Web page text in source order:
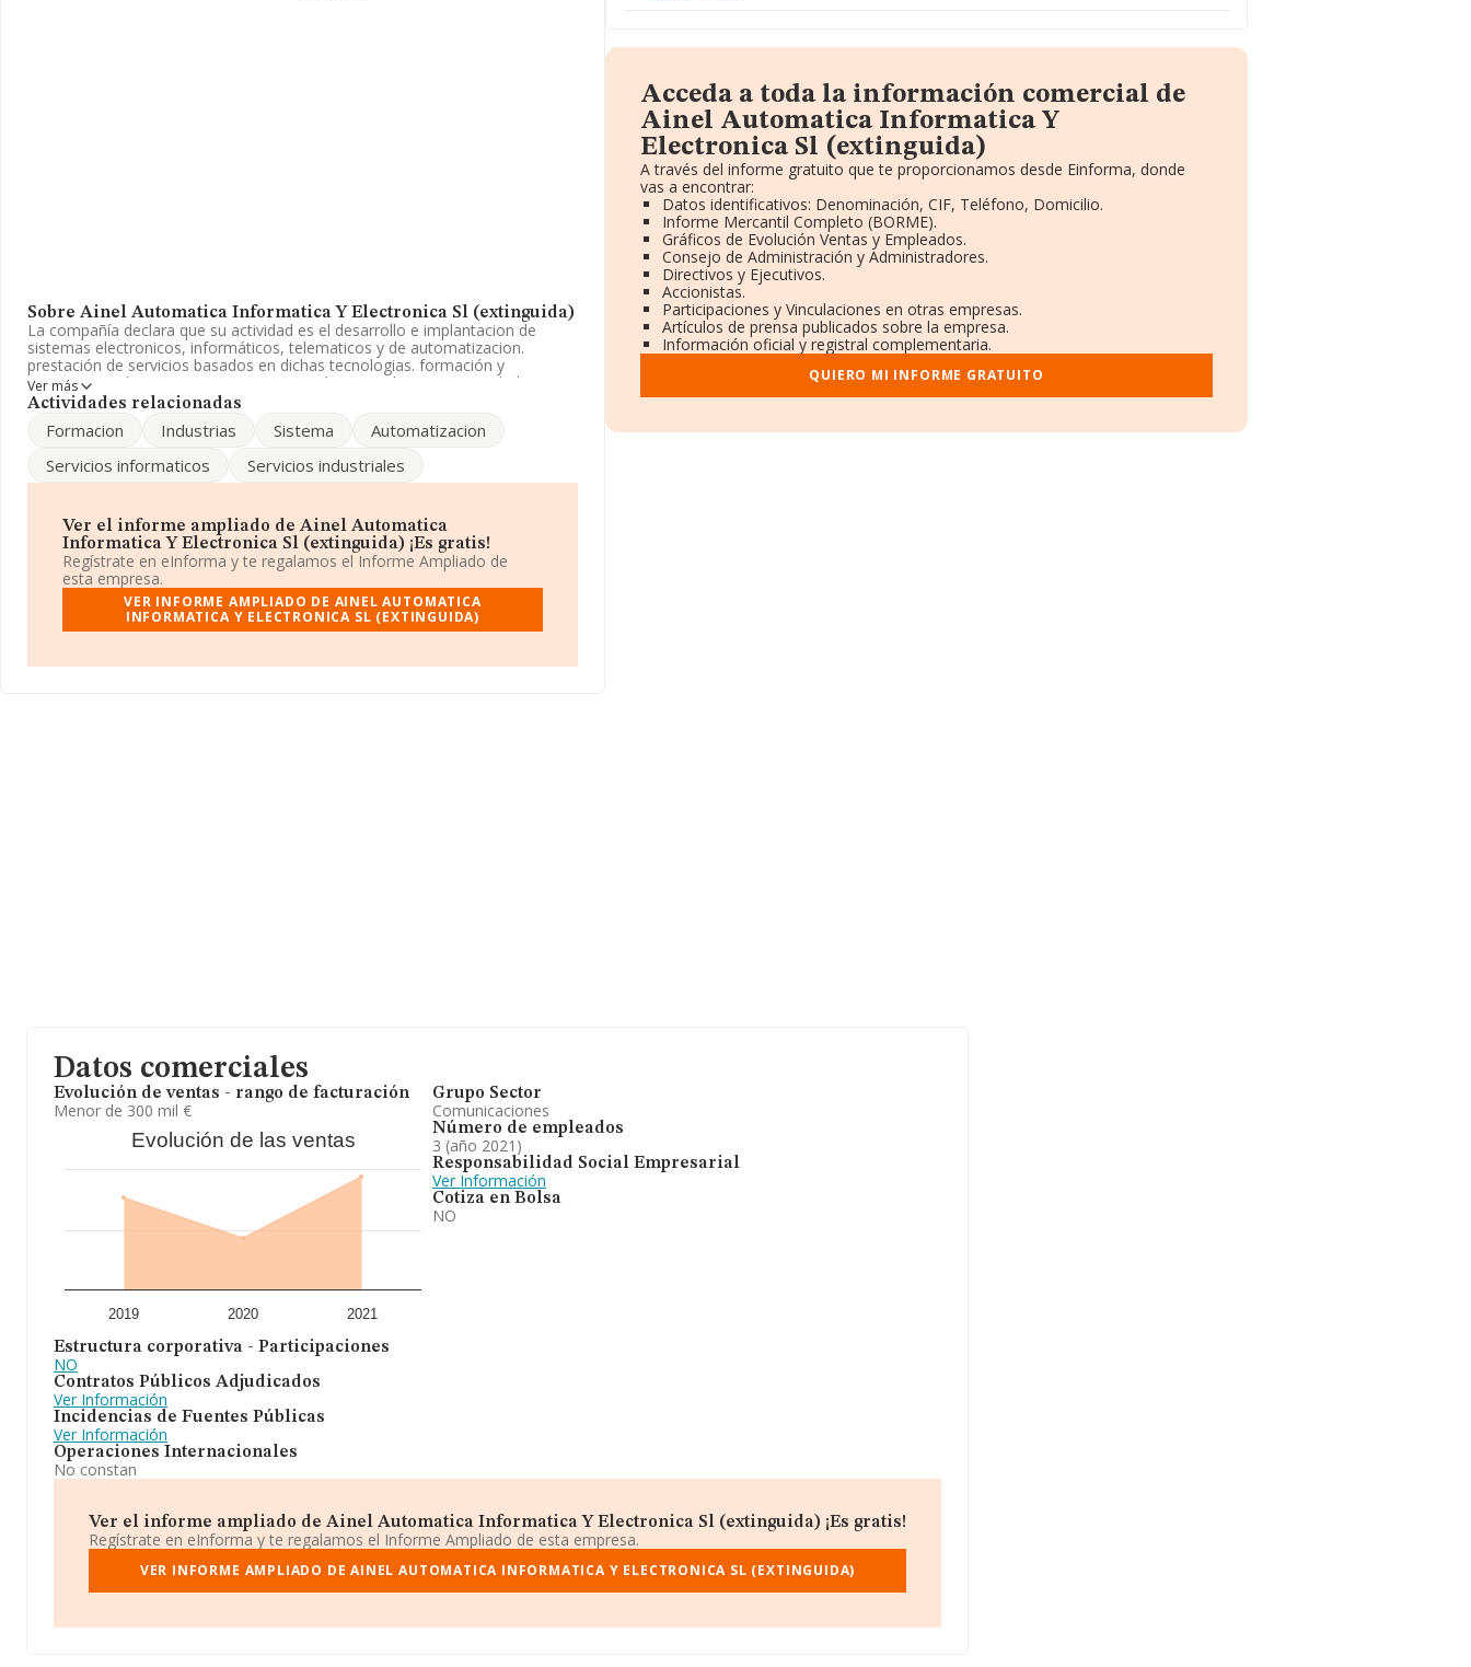
Sobre Ainel Automatica Informatica Y Electronica Sl (extinguida)
La compañía declara que su actividad es el desarrollo e implantacion de
sistemas electronicos, informáticos, telematicos y de automatizacion.
prestación de servicios basados en dichas tecnologias. formación y
capacitacion de usuarios. La empresa está registrada como Sociedad
Limitada. La actividad de referencia CNAE corresponde a '%cnae%', cuyo
INFORMA, el número de empleados de la compañía ha estado por debajo de
la media de sector.
La empresa Ainel Automatica Informatica y Electrónica S.L
(extinguida), CIF B32229478, tiene su domicilio social establecido en
Parque Empresarial De Vilamarin Par 75, (32101), en el municipio de
Vilamarin, provincia de Ourense, Galicia.
En base a la información de la que dispone INFORMA sobre 23.195
compañías, en el ámbito nacional la facturación alcanza la cifra de 12.202
las empresas es de 526 mil euros. Teniendo en cuenta la información sobre
Ver más
Actividades relacionadas
Formacion Industrias Sistema
Automatizacion
Servicios informaticos
Servicios industriales
Ver el informe ampliado de Ainel Automatica
Informatica Y Electronica Sl (extinguida) ¡Es gratis!
Regístrate en eInforma y te regalamos el Informe Ampliado de
esta empresa.
VER INFORME AMPLIADO DE AINEL AUTOMATICA
INFORMATICA Y ELECTRONICA SL (EXTINGUIDA)
Acceda a toda la información comercial de
Ainel Automatica Informatica Y
Electronica Sl (extinguida)
A través del informe gratuito que te proporcionamos desde Einforma, donde
vas a encontrar:
Datos identificativos: Denominación, CIF, Teléfono, Domicilio.
Informe Mercantil Completo (BORME).
Gráficos de Evolución Ventas y Empleados.
Consejo de Administración y Administradores.
Directivos y Ejecutivos.
Accionistas.
Participaciones y Vinculaciones en otras empresas.
Artículos de prensa publicados sobre la empresa.
Información oficial y registral complementaria.
QUIERO MI INFORME GRATUITO
Datos comerciales
Evolución de ventas - rango de facturación
Menor de 300 mil €
Evolución de las ventas
2019 2020 2021
Estructura corporativa - Participaciones
NO
Contratos Públicos Adjudicados
Ver Información
Incidencias de Fuentes Públicas
Ver Información
Operaciones Internacionales
No constan
Grupo Sector
Comunicaciones
Número de empleados
3 (año 2021)
Responsabilidad Social Empresarial
Ver Información
Cotiza en Bolsa
NO
Ver el informe ampliado de Ainel Automatica Informatica Y Electronica Sl (extinguida) ¡Es gratis!
Regístrate en eInforma y te regalamos el Informe Ampliado de esta empresa.
VER INFORME AMPLIADO DE AINEL AUTOMATICA INFORMATICA Y ELECTRONICA SL (EXTINGUIDA)